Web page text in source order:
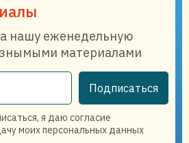
нашу еженедельную
материалами
Подписаться
я даю согласие
моих персональных данных